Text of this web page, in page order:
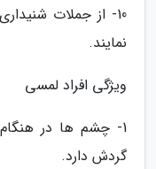
10- از جملات
نمایند.
ویژگی افراد لمسی
1- چشم ها در
گردش دارد.